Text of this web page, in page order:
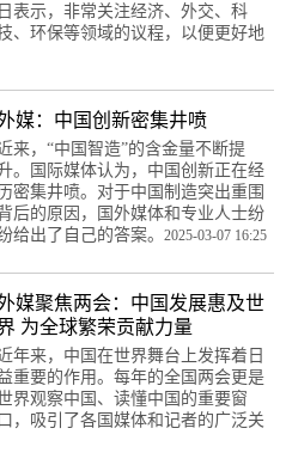
日表示，非常关注经济、外交、科
、环保等领域的议程，以便更好地
媒：中国创新密集井喷
来，“中国智造”的含金量不断提
。国际媒体认为，中国创新正在经
密集井喷。对于中国制造突出重围
后的原因，国外媒体和专业人士纷
给出了自己的答案。 2025-03-07 16:25
媒聚焦两会：中国发展惠及世
为全球繁荣贡献力量
年来，中国在世界舞台上发挥着日
重要的作用。每年的全国两会更是
界观察中国、读懂中国的重要窗
，吸引了各国媒体和记者的广泛关